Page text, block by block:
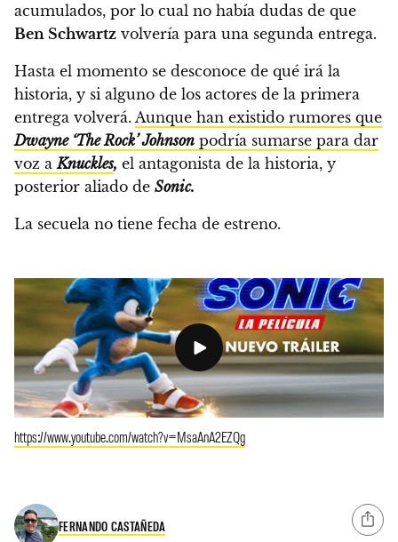
acumulados, por lo cual no había dudas de que
Ben Schwartz volvería para una segunda entrega.
Hasta el momento se desconoce de qué irá la
historia, y si alguno de los actores de la primera
entrega volverá. Aunque han existido rumores que
Dwayne ‘The Rock’ Johnson podría sumarse para dar
voz a Knuckles, el antagonista de la historia, y
posterior aliado de Sonic.
La secuela no tiene fecha de estreno.
https://www.youtube.com/watch?v=MsaAnA2EZQg
FERNANDO CASTAÑEDA